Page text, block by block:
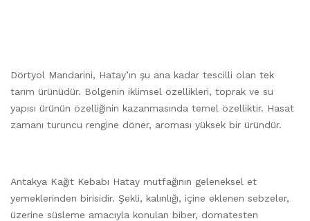
Dörtyol Mandarini, Hatay’ın şu ana kadar tescilli olan tek
tarım ürünüdür. Bölgenin iklimsel özellikleri, toprak ve su
yapısı ürünün özelliğinin kazanmasında temel özelliktir. Hasat
zamanı turuncu rengine döner, aroması yüksek bir üründür.
Antakya Kağıt Kebabı Hatay mutfağının geleneksel et
yemeklerinden birisidir. Şekli, kalınlığı, içine eklenen sebzeler,
üzerine süsleme amacıyla konulan biber, domatesten